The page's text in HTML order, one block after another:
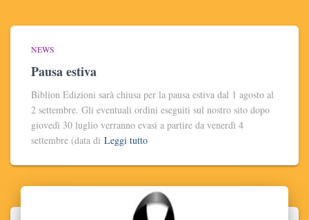
NEWS
Pausa estiva
Biblion Edizioni sarà chiusa per la pausa estiva dal 1 agosto al
2 settembre. Gli eventuali ordini eseguiti sul nostro sito dopo
giovedì 30 luglio verranno evasi a partire da venerdì 4
settembre (data di Leggi tutto